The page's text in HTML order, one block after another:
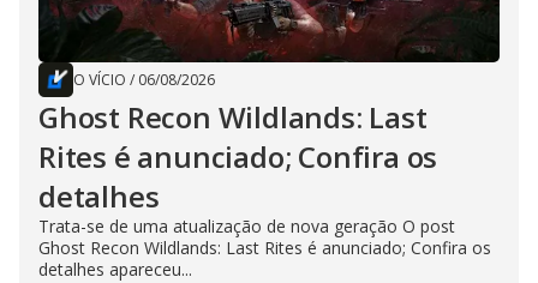
O VÍCIO / 06/08/2026
Ghost Recon Wildlands: Last
Rites é anunciado; Confira os
detalhes
Trata-se de uma atualização de nova geração O post
Ghost Recon Wildlands: Last Rites é anunciado; Confira os
detalhes apareceu...